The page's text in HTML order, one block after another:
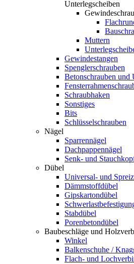
Unterlegscheiben
Muttern
Gewindestangen
Spenglerschrauben
Betonschrauben und
Schraubhaken
Sonstiges
Bits
Schlüsselschrauben
Nägel
Sparrennägel
Dachpappennägel
Senk- und
Dübel
Universal- und
Dämmstoffdübel
Gipskartondübel
Stabdübel
Porenbetondübel
Baubeschläge und
Winkel
Balkenschuhe /
Flach- und